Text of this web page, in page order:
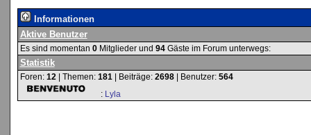
Informationen
Aktive Benutzer
Es sind momentan 0Mitglieder und 94Gäste im Forum unterwegs:
Statistik
Foren: 12 | Themen: 181 | Beiträge: 2698| Benutzer: 564
: Lyla